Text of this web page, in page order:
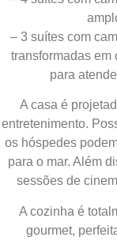
– 3 suítes com
transformadas em
para
A casa é
entretenimento.
os hóspedes
para o mar. Além
sessões de
A cozinha é
gourmet,